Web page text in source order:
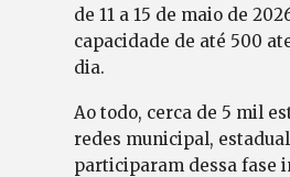
de 11 a 15 de maio de
capacidade de até 500
dia.
Ao todo, cerca de 5 mil
redes municipal, estadual
participaram dessa fase